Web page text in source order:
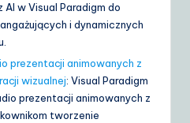
w Visual Paradigm do
i dynamicznych
prezentacji animowanych z
wizualnej: Visual Paradigm
prezentacji animowanych z
tworzenie